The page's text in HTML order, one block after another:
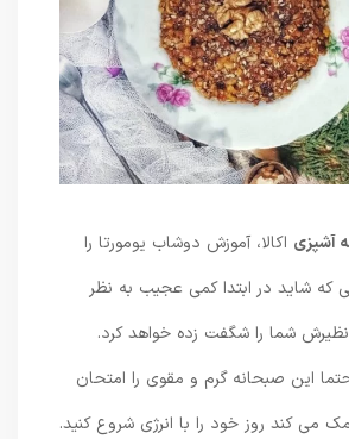
اکالا، آموزش دوشاب یومورتا را
در ابتدا کمی عجیب به نظر
را شگفت زده خواهد کرد.
صبحانه گرم و مقوی را امتحان
روز خود را با انرژی شروع کنید.